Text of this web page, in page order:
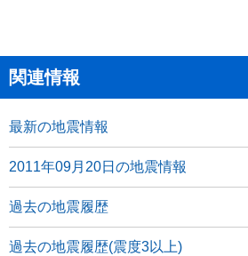
関連情報
最新の地震情報
2011年09月20日の地震情報
過去の地震履歴
過去の地震履歴(震度3以上)